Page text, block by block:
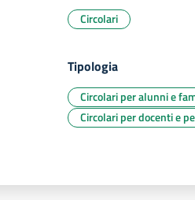
Circolari
Tipologia
Circolari per alunni e
Circolari per docenti e